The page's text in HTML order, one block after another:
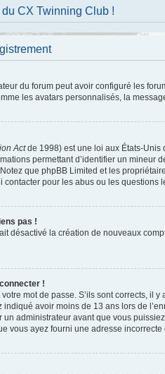
CX Twinning Club !
du forum peut avoir configuré les
les avatars personnalisés, la
Actde 1998) est une loi aux États-Unis
permettant d’identifier un
que phpBB Limited et les
pour les abus ou les questions
pas !
désactivé la création de nouveaux
!
mot de passe. S’ils sont corrects, il y
indiqué avoir moins de 13 ans lors de
administrateur avant que vous
vous ayez fourni une adresse